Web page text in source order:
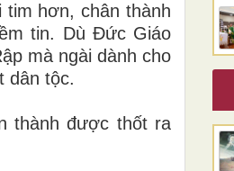
hơn, chân thành
tin. Dù Đức Giáo
mà ngài dành cho
dân tộc.
thành được thốt ra